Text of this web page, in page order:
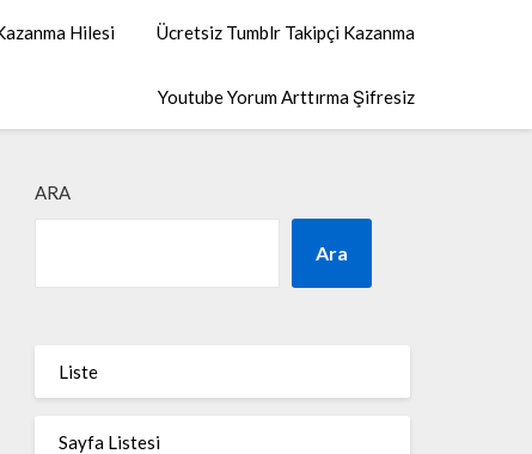
Hilesi Ücretsiz Tumblr Takipçi Kazanma
Youtube Yorum Arttırma Şifresiz
ARA
Ara
Liste
Sayfa Listesi